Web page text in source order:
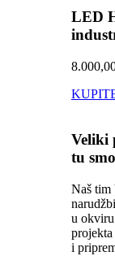
LED
Veliki
tu
Naš tim
u okviru
projekta
i